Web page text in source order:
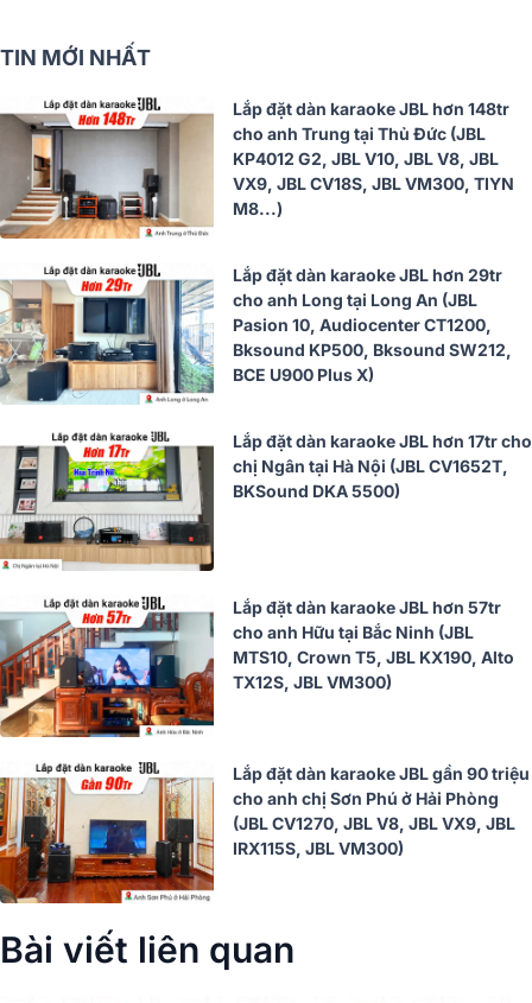
TIN MỚI NHẤT
Lắp đặt dàn karaoke JBL hơn 148tr
cho anh Trung tại Thủ Đức (JBL
KP4012 G2, JBL V10, JBL V8, JBL
VX9, JBL CV18S, JBL VM300, TIYN
M8...)
Lắp đặt dàn karaoke JBL hơn 29tr
cho anh Long tại Long An (JBL
Pasion 10, Audiocenter CT1200,
Bksound KP500, Bksound SW212,
BCE U900 Plus X)
Lắp đặt dàn karaoke JBL hơn 17tr cho
chị Ngân tại Hà Nội (JBL CV1652T,
BKSound DKA 5500)
Lắp đặt dàn karaoke JBL hơn 57tr
cho anh Hữu tại Bắc Ninh (JBL
MTS10, Crown T5, JBL KX190, Alto
TX12S, JBL VM300)
Lắp đặt dàn karaoke JBL gần 90 triệu
cho anh chị Sơn Phú ở Hải Phòng
(JBL CV1270, JBL V8, JBL VX9, JBL
IRX115S, JBL VM300)
Bài viết liên quan